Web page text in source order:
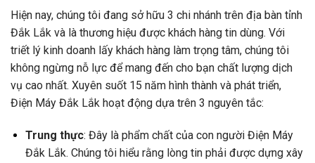
Hiện nay, chúng tôi đang sở hữu 3 chi nhánh trên địa bàn tỉnh
Đắk Lắk và là thương hiệu được khách hàng tin dùng. Với
triết lý kinh doanh lấy khách hàng làm trọng tâm, chúng tôi
không ngừng nỗ lực để mang đến cho bạn chất lượng dịch
vụ cao nhất. Xuyên suốt 15 năm hình thành và phát triển,
Điện Máy Đắk Lắk hoạt động dựa trên 3 nguyên tắc:
Trung thực: Đây là phẩm chất của con người Điện Máy
Đắk Lắk. Chúng tôi hiểu rằng lòng tin phải được dựng xây